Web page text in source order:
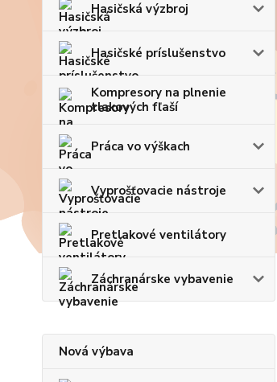
Hasičská výzbroj
Hasičské príslušenstvo
Kompresory na plnenie
tlakových fľaší
Práca vo výškach
Vyprošťovacie nástroje
Pretlakové ventilátory
Záchranárske vybavenie
Nová výbava